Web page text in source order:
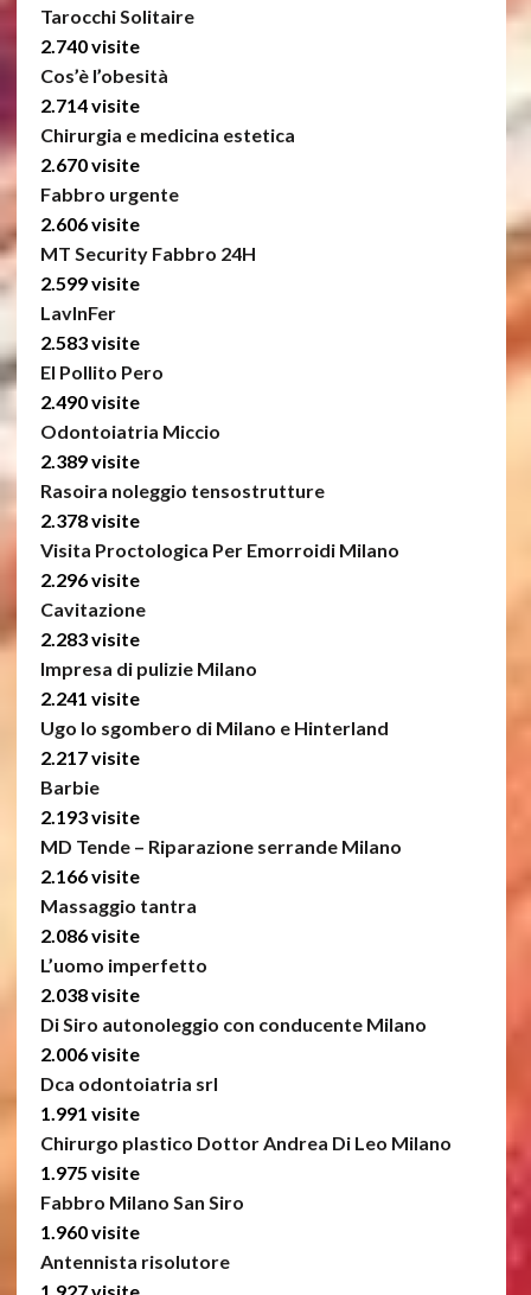
Tarocchi Solitaire
2.740 visite
Cos’è l’obesità
2.714 visite
Chirurgia e medicina estetica
2.670 visite
Fabbro urgente
2.606 visite
MT Security Fabbro 24H
2.599 visite
LavInFer
2.583 visite
El Pollito Pero
2.490 visite
Odontoiatria Miccio
2.389 visite
Rasoira noleggio tensostrutture
2.378 visite
Visita Proctologica Per Emorroidi Milano
2.296 visite
Cavitazione
2.283 visite
Impresa di pulizie Milano
2.241 visite
Ugo lo sgombero di Milano e Hinterland
2.217 visite
Barbie
2.193 visite
MD Tende – Riparazione serrande Milano
2.166 visite
Massaggio tantra
2.086 visite
L’uomo imperfetto
2.038 visite
Di Siro autonoleggio con conducente Milano
2.006 visite
Dca odontoiatria srl
1.991 visite
Chirurgo plastico Dottor Andrea Di Leo Milano
1.975 visite
Fabbro Milano San Siro
1.960 visite
Antennista risolutore